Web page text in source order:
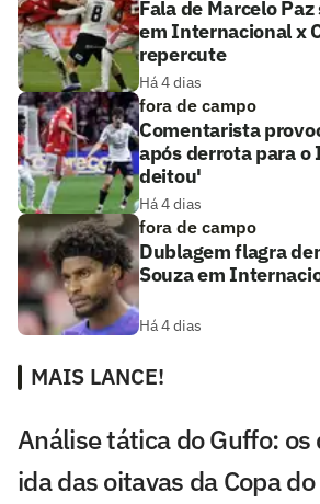
Fala de Marcelo
em Internacional x
repercute
Há 4 dias
fora de campo
Comentarista
após derrota para o
deitou'
Há 4 dias
fora de campo
Dublagem flagra
Souza em
Há 4 dias
MAIS LANCE!
Análise tática do Guffo:
ida das oitavas da Copa